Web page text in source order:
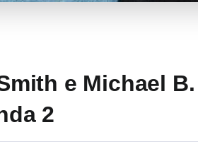
e Michael
2